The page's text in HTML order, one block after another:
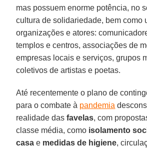
mas possuem enorme potência, no
cultura de solidariedade, bem como
organizações e atores:
templos e centros, associações de
empresas locais e serviços, grupos
coletivos de artistas e poetas.
Até recentemente o plano de
para o combate à pandemia
realidade dasfavelas, com
classe média, como isolamento
casa e medidas de higiene,